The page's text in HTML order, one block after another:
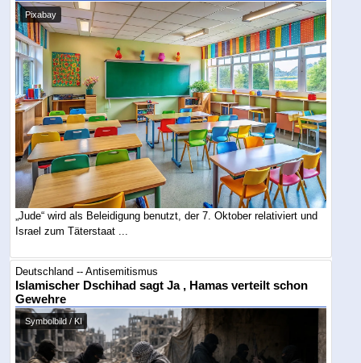
Pixabay
„Jude“ wird als Beleidigung benutzt, der 7. Oktober relativiert und
Israel zum Täterstaat ...
Deutschland -- Antisemitismus
Islamischer Dschihad sagt Ja , Hamas verteilt schon
Gewehre
Symbolbild / KI